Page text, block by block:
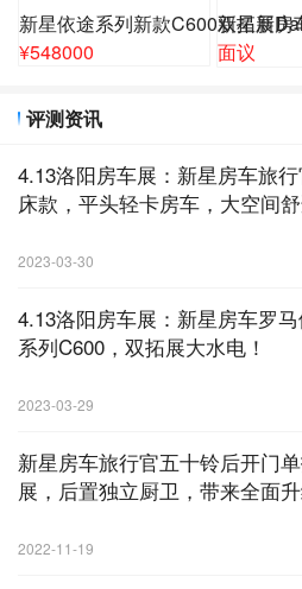
新星依途系列新款C600双拓展房
¥548000
新星新
面议
评测资讯
4.13洛阳房车展：新星房车旅
床款，平头轻卡房车，大空间
2023-03-30
4.13洛阳房车展：新星房车罗马
系列C600，双拓展大水电！
2023-03-29
新星房车旅行官五十铃后开门
展，后置独立厨卫，带来全面升
2022-11-19